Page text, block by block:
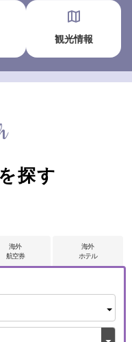
観光情報
探す
海外
航空券
海外
ホテル